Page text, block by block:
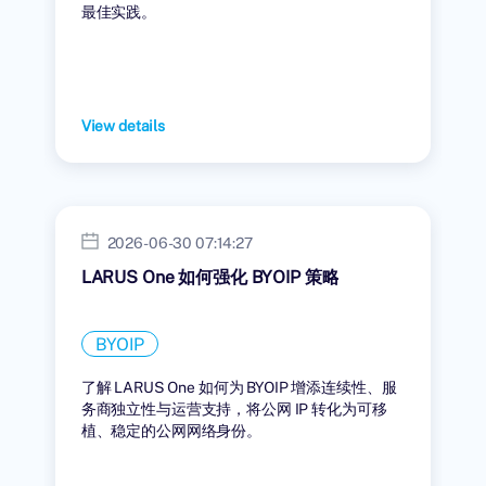
最佳实践。
View details
2026-06-30 07:14:27
LARUS One 如何强化 BYOIP 策略
BYOIP
了解 LARUS One 如何为 BYOIP 增添连续性、服
务商独立性与运营支持，将公网 IP 转化为可移
植、稳定的公网网络身份。